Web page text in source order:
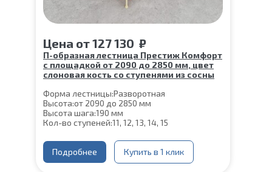
Цена от127 130 ₽
П-образная лестница Престиж Комфорт
с площадкой от 2090 до 2850 мм, цвет
слоновая кость со ступенями из сосны
Форма лестницы:Разворотная
Высота:от 2090 до 2850 мм
Высота шага:190 мм
Кол-во ступеней:11, 12, 13, 14, 15
Глубина ступени:
300 мм
Материал каркаса:
Сталь
Конструкция:На монокосоуре
Подробнее Купить в 1 клик